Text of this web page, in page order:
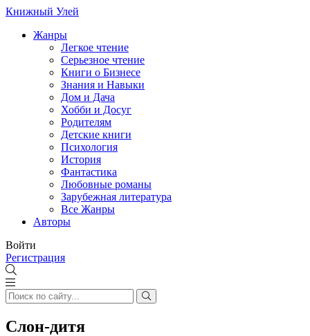
Книжный Улей
Жанры
Легкое чтение
Серьезное чтение
Книги о Бизнесе
Знания и Навыки
Дом и Дача
Хобби и Досуг
Родителям
Детские книги
Психология
История
Фантастика
Любовные романы
Зарубежная литература
Все Жанры
Авторы
Войти
Регистрация
Слон-дитя